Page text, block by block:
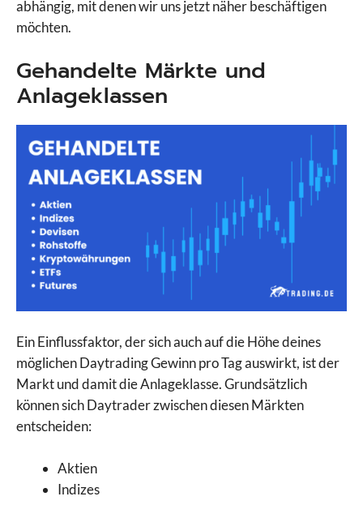
abhängig, mit denen wir uns jetzt näher beschäftigen
möchten.
Gehandelte Märkte und
Anlageklassen
Ein Einflussfaktor, der sich auch auf die Höhe deines
möglichen Daytrading Gewinn pro Tag auswirkt, ist der
Markt und damit die Anlageklasse. Grundsätzlich
können sich Daytrader zwischen diesen Märkten
entscheiden:
Aktien
Indizes